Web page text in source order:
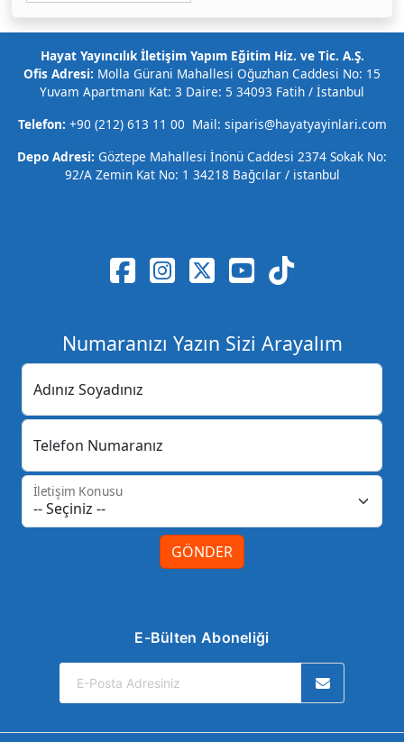
Hayat Yayıncılık İletişim Yapım Eğitim Hiz. ve Tic. A.Ş.
Ofis Adresi: Molla Gürani Mahallesi Oğuzhan Caddesi No: 15
Yuvam Apartmanı Kat: 3 Daire: 5 34093 Fatih / İstanbul
Telefon: +90 (212) 613 11 00 Mail: siparis@hayatyayinlari.com
Depo Adresi: Göztepe Mahallesi İnönü Caddesi 2374 Sokak No:
92/A Zemin Kat No: 1 34218 Bağcılar / istanbul
Numaranızı Yazın Sizi Arayalım
Adınız Soyadınız
Telefon Numaranız
İletişim Konusu
GÖNDER
E-Bülten Aboneliği